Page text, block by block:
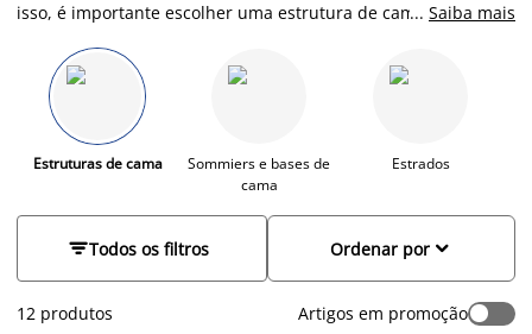
isso, é importante escolher uma estrutura de cama robusta,
diárias. Na JYSK, encontra vários modelos de camas, desde
camas de casal a camas de solteiro, com arrumação ou sem
arrumação integrada, de madeira ou estofados em tecido
para um toque de conforto e elegância. Explore a nossa gama
de estruturas de cama e escolha a que melhor para criar um
quarto confortável, organizado e harmonioso.
... Saiba mais
Estruturas de cama
Sommiers e bases de
cama
Estrados
Todos os filtros 
Ordenar por
12 produtos Artigos em promoção